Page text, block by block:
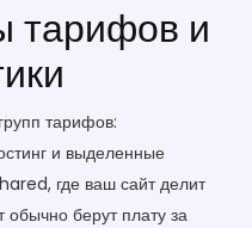
тарифов и
тарифов:
и выделенные
где ваш сайт делит
обычно берут плату за